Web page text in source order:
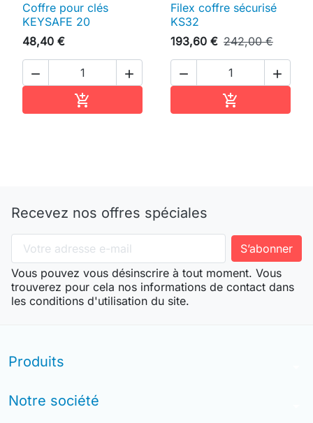
Coffre pour clés
KEYSAFE 20
48,40 €
 

Filex coffre sécurisé
KS32
193,60 € 242,00 €
 

Recevez nos offres spéciales
Vous pouvez vous désinscrire à tout moment. Vous
trouverez pour cela nos informations de contact dans
les conditions d'utilisation du site.
Produits
Notre société